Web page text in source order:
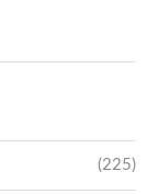
(225)